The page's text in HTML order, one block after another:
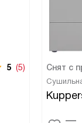
5 (5) Снят с